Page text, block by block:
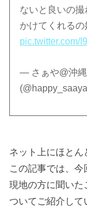
ないと良いの
かけてくれる
pic.twitter.com/
— さぁや@沖縄
ネット上にほとん
この記事では、今
現地の方に聞いた
ついてご紹介して